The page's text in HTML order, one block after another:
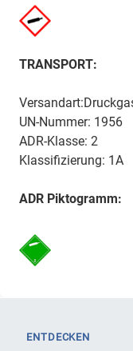
TRANSPORT:
UN-Nummer: 1956
ADR-Klasse: 2
Klassifizierung: 1A
ADR Piktogramm:
ENTDECKEN